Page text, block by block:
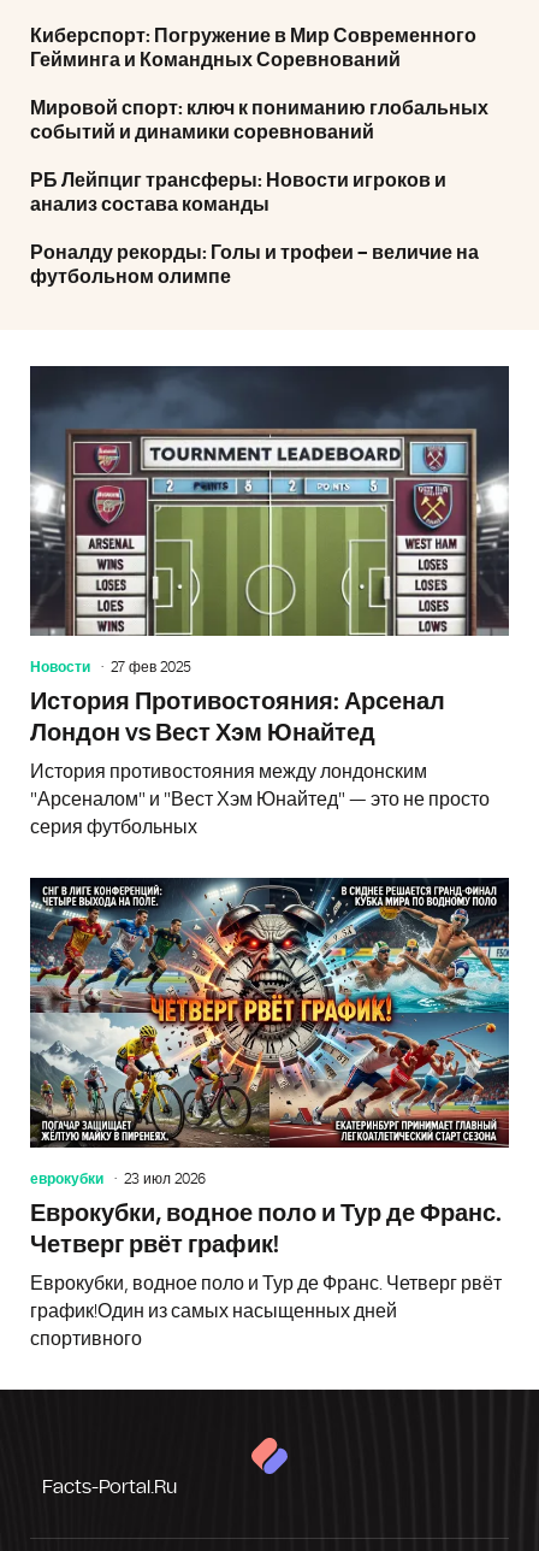
Киберспорт: Погружение в Мир Современного
Гейминга и Командных Соревнований
Мировой спорт: ключ к пониманию глобальных
событий и динамики соревнований
РБ Лейпциг трансферы: Новости игроков и
анализ состава команды
Роналду рекорды: Голы и трофеи – величие на
футбольном олимпе
Новости 27 фев 2025
История Противостояния: Арсенал
Лондон vs Вест Хэм Юнайтед
История противостояния между лондонским
"Арсеналом" и "Вест Хэм Юнайтед" — это не просто
серия футбольных
еврокубки 23 июл 2026
Еврокубки, водное поло и Тур де Франс.
Четверг рвёт график!
Еврокубки, водное поло и Тур де Франс. Четверг рвёт
график!Один из самых насыщенных дней
спортивного
Facts-Portal.ru